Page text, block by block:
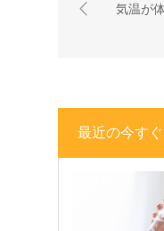
気温が
最近の今す